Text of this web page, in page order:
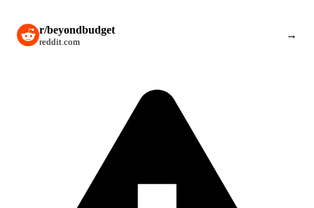
r/beyondbudget
reddit.com
→